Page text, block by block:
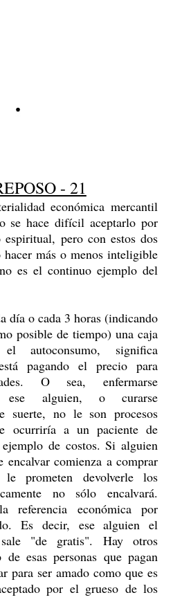
- 21
económica mercantil
se hace difícil aceptarlo por
espiritual, pero con estos dos
hacer más o menos inteligible
es el continuo ejemplo del
día o cada 3 horas (indicando
posible de tiempo) una caja
autoconsumo, significa
pagando el precio para
O sea, enfermarse
ese alguien, o curarse
suerte, no le son procesos
ocurriría a un paciente de
de costos. Si alguien
encalvar comienza a comprar
prometen devolverle los
no sólo encalvará.
referencia económica por
Es decir, ese alguien el
"de gratis". Hay otros
esas personas que pagan
para ser amado como que es
por el grueso de los